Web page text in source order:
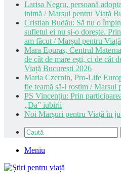
Larisa Negru, persoană
inimă / Marșul pentru Viață
Cristian Budău: Să nu o
sufletul ei nu și-o dorește.
am făcut / Marșul pentru
Mara Epuraș, Centrul
de cât de mare ești, ci de cât
Viață București 2026
Maria Czernin, Pro-Life
fie teamă să-l rostim / Marșul
PS Vincențiu: Prin
„Da” iubirii
Noi Marșuri pentru Viață în
Meniu